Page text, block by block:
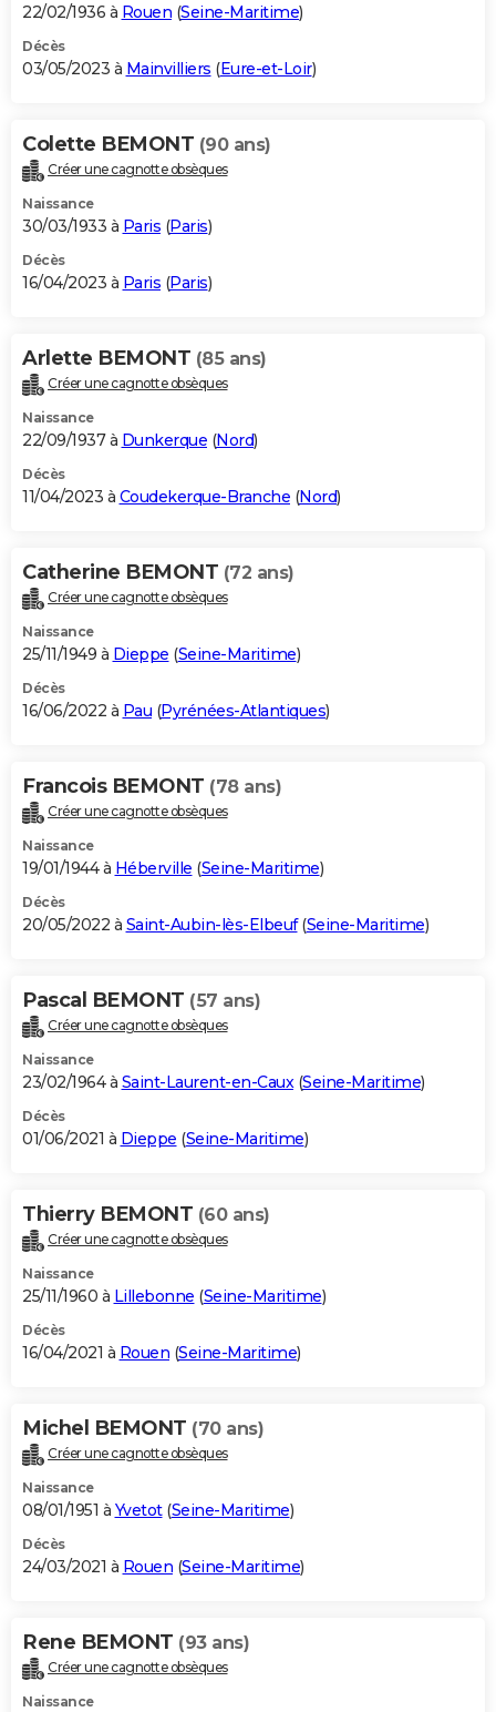
22/02/1936 à Rouen (Seine-Maritime)
Décès
03/05/2023 à Mainvilliers (Eure-et-Loir)
Colette BEMONT (90 ans)
Créer une cagnotte obsèques
Naissance
30/03/1933 à Paris (Paris)
Décès
16/04/2023 à Paris (Paris)
Arlette BEMONT (85 ans)
Créer une cagnotte obsèques
Naissance
22/09/1937 à Dunkerque (Nord)
Décès
11/04/2023 à Coudekerque-Branche (Nord)
Catherine BEMONT (72 ans)
Créer une cagnotte obsèques
Naissance
25/11/1949 à Dieppe (Seine-Maritime)
Décès
16/06/2022 à Pau (Pyrénées-Atlantiques)
Francois BEMONT (78 ans)
Créer une cagnotte obsèques
Naissance
19/01/1944 à Héberville (Seine-Maritime)
Décès
20/05/2022 à Saint-Aubin-lès-Elbeuf(Seine-Maritime)
Pascal BEMONT (57 ans)
Créer une cagnotte obsèques
Naissance
23/02/1964 à Saint-Laurent-en-Caux(Seine-Maritime)
Décès
01/06/2021 à Dieppe (Seine-Maritime)
Thierry BEMONT (60 ans)
Créer une cagnotte obsèques
Naissance
25/11/1960 à Lillebonne (Seine-Maritime)
Décès
16/04/2021 à Rouen (Seine-Maritime)
Michel BEMONT (70 ans)
Créer une cagnotte obsèques
Naissance
08/01/1951 à Yvetot(Seine-Maritime)
Décès
24/03/2021 à Rouen (Seine-Maritime)
Rene BEMONT (93 ans)
Créer une cagnotte obsèques
Naissance